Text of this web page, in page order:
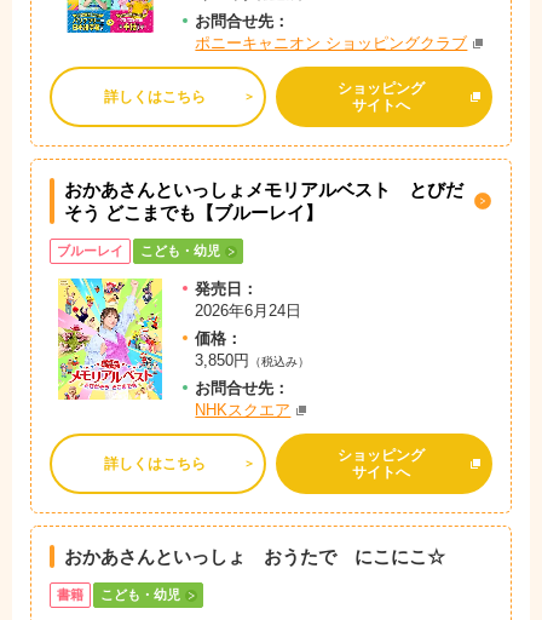
お問合せ先：
ポニーキャニオン ショッピングクラブ
詳しくはこちら
ショッピング
サイトへ
おかあさんといっしょメモリアルベスト とびだ
そう どこまでも【ブルーレイ】
ブルーレイ こども・幼児
発売日：
2026年6月24日
価格：
3,850円
（税込み）
お問合せ先：
NHKスクエア
詳しくはこちら
ショッピング
サイトへ
おかあさんといっしょ おうたで にこにこ☆
書籍 こども・幼児